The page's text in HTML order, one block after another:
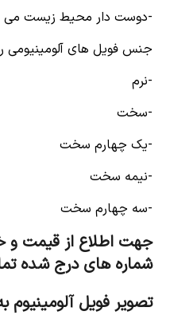
-دوست دار محیط زیست می
جنس فویل های آلومینیومی
-نرم
-سخت
-یک چهارم سخت
-نیمه سخت
-سه چهارم سخت
جهت اطلاع از قیمت و
شماره های درج شده
تصویر فویل